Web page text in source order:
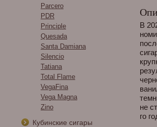
Parcero
PDR
Principle
Quesada
Santa Damiana
Silencio
Tatiana
Total Flame
VegaFina
Vega Magna
Zino
Кубинские сигары
В
не
го